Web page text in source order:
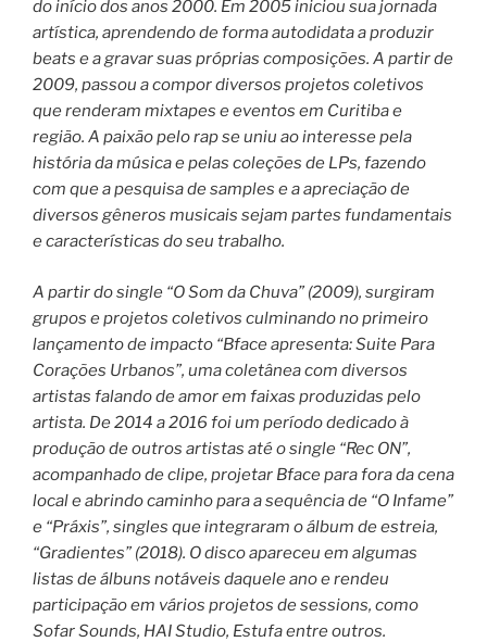
do início dos anos 2000. Em 2005 iniciou sua jornada
artística, aprendendo de forma autodidata a produzir
beats e a gravar suas próprias composições. A partir de
2009, passou a compor diversos projetos coletivos
que renderam mixtapes e eventos em Curitiba e
região. A paixão pelo rap se uniu ao interesse pela
história da música e pelas coleções de LPs, fazendo
com que a pesquisa de samples e a apreciação de
diversos gêneros musicais sejam partes fundamentais
e características do seu trabalho.
A partir do single “O Som da Chuva” (2009), surgiram
grupos e projetos coletivos culminando no primeiro
lançamento de impacto “Bface apresenta: Suite Para
Corações Urbanos”, uma coletânea com diversos
artistas falando de amor em faixas produzidas pelo
artista. De 2014 a 2016 foi um período dedicado à
produção de outros artistas até o single “Rec ON”,
acompanhado de clipe, projetar Bface para fora da cena
local e abrindo caminho para a sequência de “O Infame”
e “Práxis”, singles que integraram o álbum de estreia,
“Gradientes” (2018). O disco apareceu em algumas
listas de álbuns notáveis daquele ano e rendeu
participação em vários projetos de sessions, como
Sofar Sounds, HAI Studio, Estufa entre outros.